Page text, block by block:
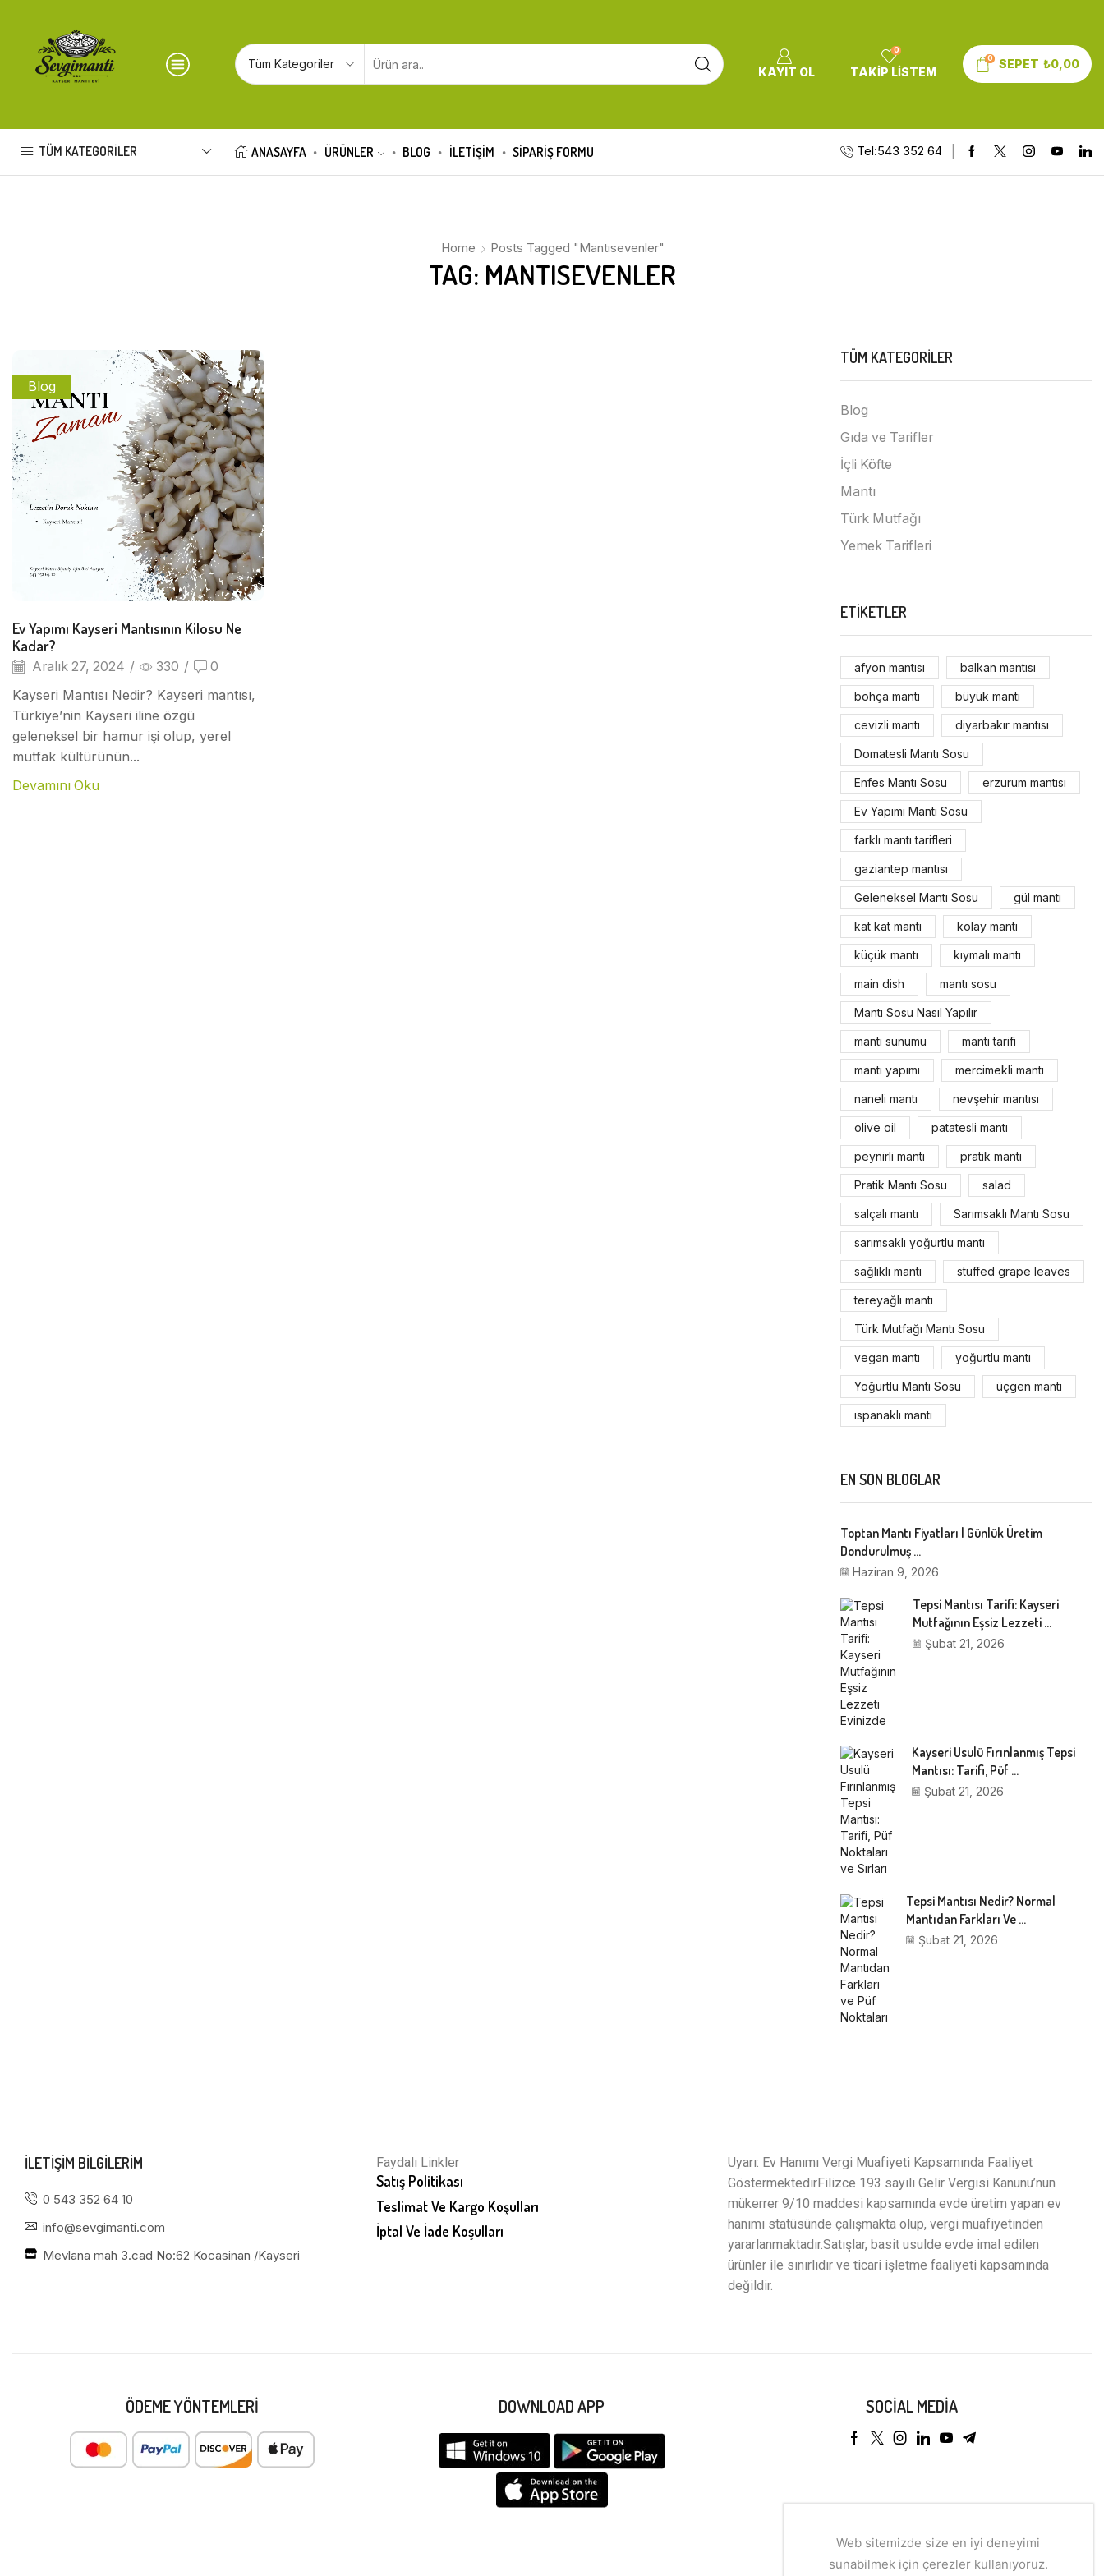
KAYIT OL
0
TAKIP LISTEM
0 SEPET ₺0,00
TÜM KATEGORILER ANASAYFA ÜRÜNLER BLOG İLETİŞİM SIPARIŞ FORMU Tel:543 352 64 10
Home Posts Tagged "mantısevenler"
TAG: MANTISEVENLER
Blog
Ev Yapımı Kayseri Mantısının Kilosu Ne
Kadar?
Aralık 27, 2024 / 330 / 0
Kayseri Mantısı Nedir? Kayseri mantısı,
Türkiye’nin Kayseri iline özgü
geleneksel bir hamur işi olup, yerel
mutfak kültürünün...
Devamını Oku
TÜM KATEGORILER
Blog
Gıda ve Tarifler
İçli Köfte
Mantı
Türk Mutfağı
Yemek Tarifleri
ETIKETLER
afyon mantısı balkan mantısı
bohça mantı büyük mantı
cevizli mantı diyarbakır mantısı
Domatesli Mantı Sosu
Enfes Mantı Sosu erzurum mantısı
Ev Yapımı Mantı Sosu
farklı mantı tarifleri
gaziantep mantısı
Geleneksel Mantı Sosu gül mantı
kat kat mantı kolay mantı
küçük mantı kıymalı mantı
main dish mantı sosu
Mantı Sosu Nasıl Yapılır
mantı sunumu mantı tarifi
mantı yapımı mercimekli mantı
naneli mantı nevşehir mantısı
olive oil patatesli mantı
peynirli mantı pratik mantı
Pratik Mantı Sosu salad
salçalı mantı Sarımsaklı Mantı Sosu
sarımsaklı yoğurtlu mantı
sağlıklı mantı stuffed grape leaves
tereyağlı mantı
Türk Mutfağı Mantı Sosu
vegan mantı yoğurtlu mantı
Yoğurtlu Mantı Sosu üçgen mantı
ıspanaklı mantı
EN SON BLOGLAR
Toptan Mantı Fiyatları | Günlük Üretim
Dondurulmuş ...
Haziran 9, 2026
Tepsi Mantısı Tarifi: Kayseri
Mutfağının Eşsiz Lezzeti ...
Şubat 21, 2026
Kayseri Usulü Fırınlanmış Tepsi
Mantısı: Tarifi, Püf ...
Şubat 21, 2026
Tepsi Mantısı Nedir? Normal
Mantıdan Farkları Ve ...
Şubat 21, 2026
ILETIŞIM BILGILERIM
0 543 352 64 10
info@sevgimanti.com
Mevlana mah 3.cad No:62 Kocasinan /Kayseri
Faydalı Linkler
Satış Politikası
Teslimat Ve Kargo Koşulları
İptal Ve İade Koşulları
Uyarı: Ev Hanımı Vergi Muafiyeti Kapsamında Faaliyet
GöstermektedirFilizce 193 sayılı Gelir Vergisi Kanunu’nun
mükerrer 9/10 maddesi kapsamında evde üretim yapan ev
hanımı statüsünde çalışmakta olup, vergi muafiyetinden
yararlanmaktadır.Satışlar, basit usulde evde imal edilen
ürünler ile sınırlıdır ve ticari işletme faaliyeti kapsamında
değildir.
ÖDEME YÖNTEMLERI DOWNLOAD APP SOCIAL MEDIA
Web sitemizde size en iyi deneyimi
sunabilmek için çerezler kullanıyoruz.